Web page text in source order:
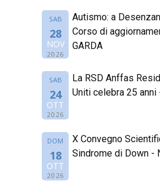
SAB
28
NOV
2026
Autismo: a
Corso di
GARDA
SAB
24
OTT
2026
La RSD Anffas
Uniti celebra 25 anni
DOM
18
OTT
2026
X Convegno
Sindrome di Down -